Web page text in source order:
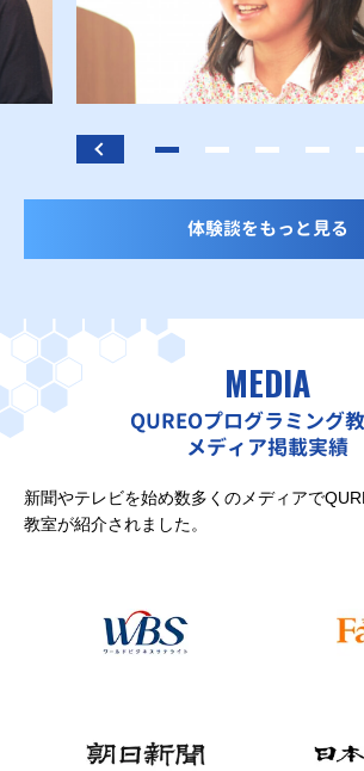
体験談をもっと見る
MEDIA
QUREOプログラミング
メディア掲載実績
新聞やテレビを始め数多くのメディアで
教室が紹介されました。